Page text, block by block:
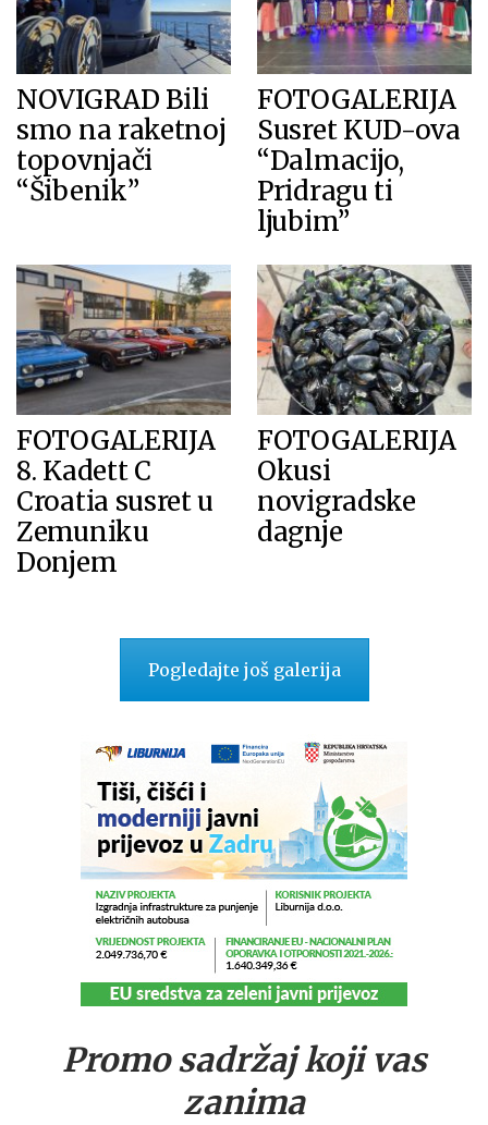
NOVIGRAD Bili
smo na raketnoj
topovnjači
“Šibenik”
FOTOGALERIJA
Susret KUD-ova
“Dalmacijo,
Pridragu ti
ljubim”
FOTOGALERIJA
8. Kadett C
Croatia susret u
Zemuniku
Donjem
FOTOGALERIJA
Okusi
novigradske
dagnje
Pogledajte još galerija
Promo sadržaj koji vas
zanima